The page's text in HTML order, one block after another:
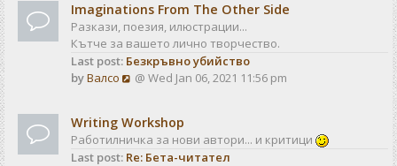
p
o
s
t
w
t
h
e
l
e
s
Imaginations From The Other Side
Разкази, поезия, илюстрации...
Кътче за вашето лично творчество.
Last post: Безкръвно убийство
byВалсо
V
w
t
h
@ Wed Jan 06, 2021 11:56 pm
Writing Workshop
Работилничка за нови автори... и критици
Last post: Re: Бета-читател